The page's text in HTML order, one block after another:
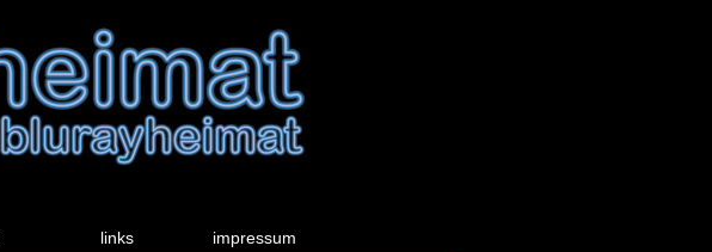
links impressum